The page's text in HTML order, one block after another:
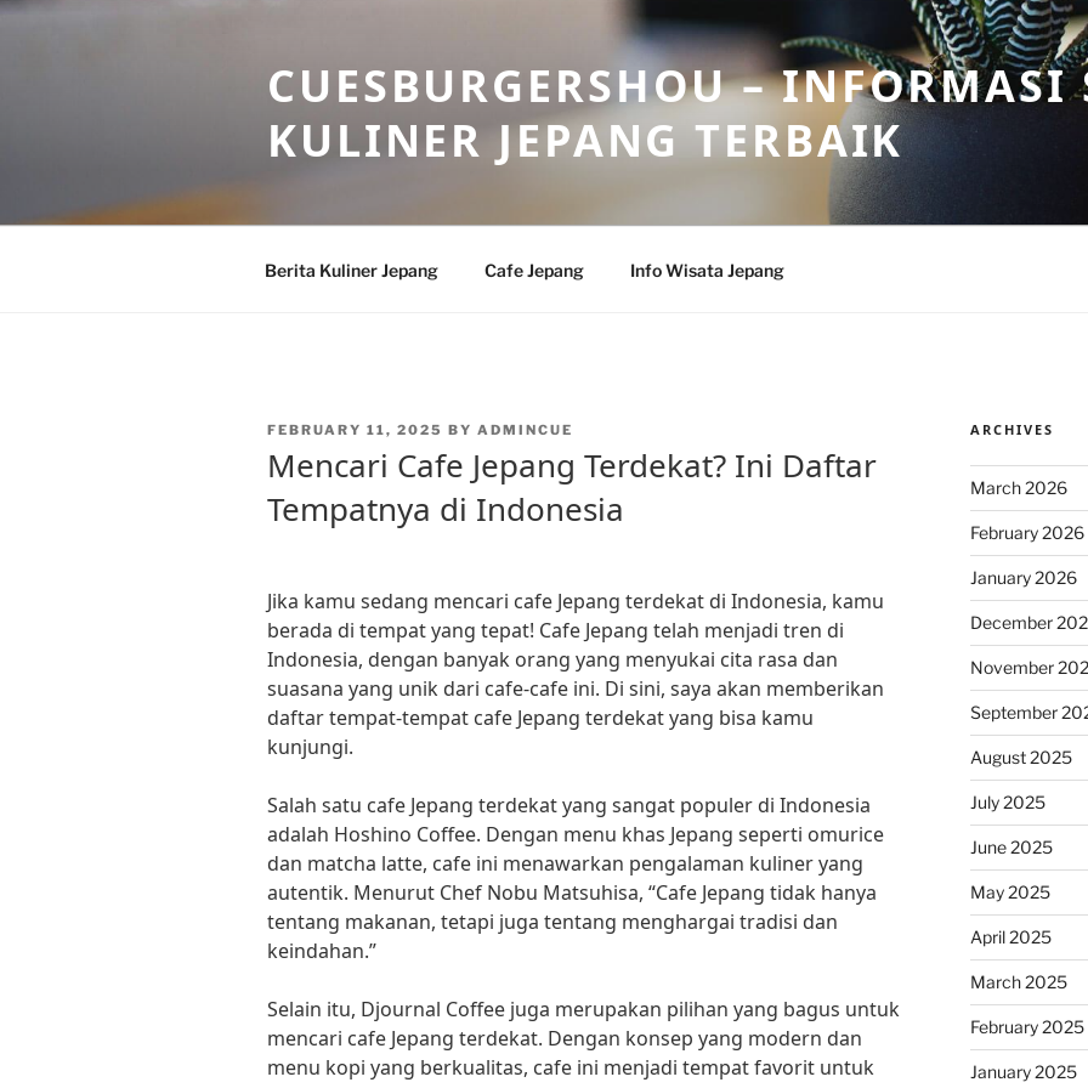
Skip
CUESBURGERSHOU – INFORMASI
KULINER JEPANG TERBAIK
Berita Kuliner Jepang Cafe Jepang Info Wisata Jepang
POSTED
FEBRUARY 11, 2025 BY ADMINCUE
Mencari Cafe Jepang Terdekat? Ini Daftar
Tempatnya di Indonesia
Jika kamu sedang mencari cafe Jepang terdekat di Indonesia, kamu
berada di tempat yang tepat! Cafe Jepang telah menjadi tren di
Indonesia, dengan banyak orang yang menyukai cita rasa dan
suasana yang unik dari cafe-cafe ini. Di sini, saya akan memberikan
daftar tempat-tempat cafe Jepang terdekat yang bisa kamu
kunjungi.
Salah satu cafe Jepang terdekat yang sangat populer di Indonesia
adalah Hoshino Coffee. Dengan menu khas Jepang seperti omurice
dan matcha latte, cafe ini menawarkan pengalaman kuliner yang
autentik. Menurut Chef Nobu Matsuhisa, “Cafe Jepang tidak hanya
tentang makanan, tetapi juga tentang menghargai tradisi dan
keindahan.”
Selain itu, Djournal Coffee juga merupakan pilihan yang bagus untuk
mencari cafe Jepang terdekat. Dengan konsep yang modern dan
menu kopi yang berkualitas, cafe ini menjadi tempat favorit untuk
ARCHIVES
March 2026
February 2026
January 2026
December
November
September
August 2025
July 2025
June 2025
May 2025
April 2025
March 2025
February 2025
January 2025